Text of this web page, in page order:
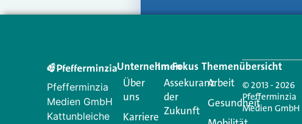
Pfefferminzia
Medien GmbH
Kattunbleiche
Unternehmen
Über
uns
Karriere
Im Fokus
Assekuranz
der
Zukunft
Themenübersicht
Arbeit
Gesundheit
© 2013 - 2026
Pfefferminzia
Medien GmbH